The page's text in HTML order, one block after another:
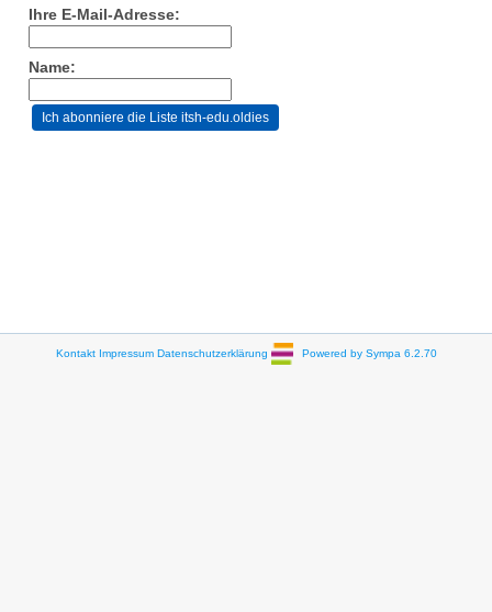
Ihre E-Mail-Adresse:
Name:
Kontakt Impressum Datenschutzerklärung Powered by Sympa 6.2.70